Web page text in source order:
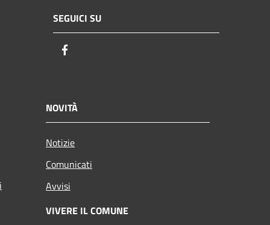
SEGUICI SU
NOVITÀ
Notizie
Comunicati
Avvisi
VIVERE IL COMUNE